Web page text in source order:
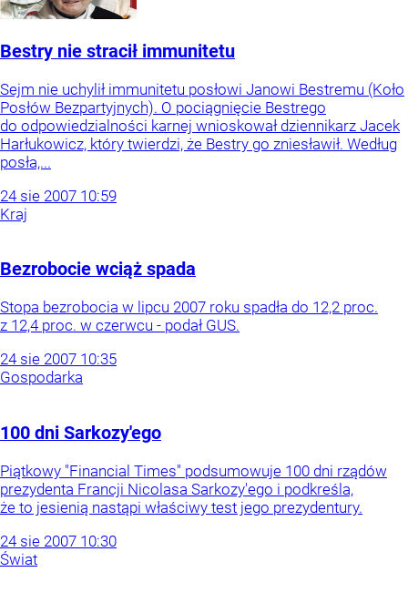
Bestry nie stracił immunitetu
Sejm nie uchylił immunitetu posłowi Janowi Bestremu (Koło
Posłów Bezpartyjnych). O pociągnięcie Bestrego
do odpowiedzialności karnej wnioskował dziennikarz Jacek
Harłukowicz, który twierdzi, że Bestry go zniesławił. Według
posła,...
24 sie 2007 10:59
Kraj
Bezrobocie wciąż spada
Stopa bezrobocia w lipcu 2007 roku spadła do 12,2 proc.
z 12,4 proc. w czerwcu - podał GUS.
24 sie 2007 10:35
Gospodarka
100 dni Sarkozy'ego
Piątkowy "Financial Times" podsumowuje 100 dni rządów
prezydenta Francji Nicolasa Sarkozy'ego i podkreśla,
że to jesienią nastąpi właściwy test jego prezydentury.
24 sie 2007 10:30
Świat